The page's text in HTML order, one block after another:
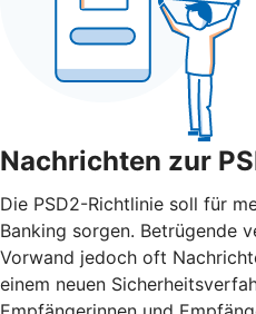
Nachrichten zur
Die PSD2-Richtlinie soll für
Banking sorgen. Betrügende
Vorwand jedoch oft
einem neuen